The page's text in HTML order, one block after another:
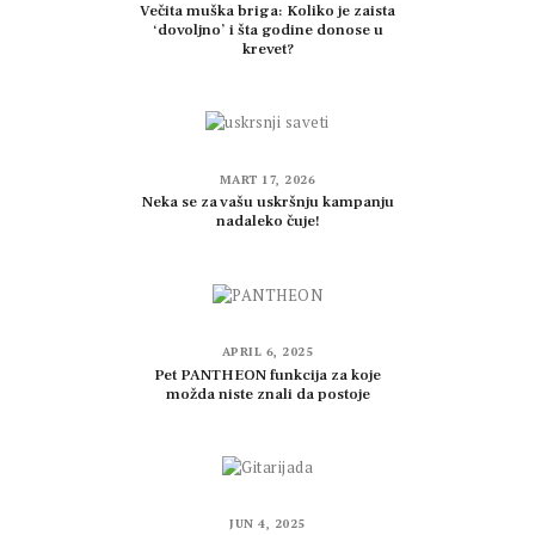
Večita muška briga: Koliko je zaista
‘dovoljno’ i šta godine donose u
krevet?
MART 17, 2026
Neka se za vašu uskršnju kampanju
nadaleko čuje!
APRIL 6, 2025
Pet PANTHEON funkcija za koje
možda niste znali da postoje
JUN 4, 2025